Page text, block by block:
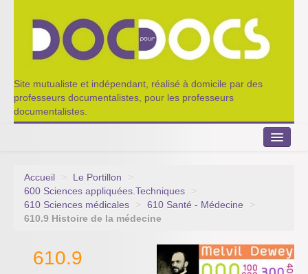
Site mutualiste et indépendant, réalisé à domicile par des
professeurs documentalistes, pour les professeurs
documentalistes.
Le Portillon
Agenda 2022-2023
Accueil > Le Portillon
>
600 Sciences appliquées.Techniques
>
610 Sciences médicales
> 610 Santé - Médecine
>
610.9 Histoire de la médecine
610.9